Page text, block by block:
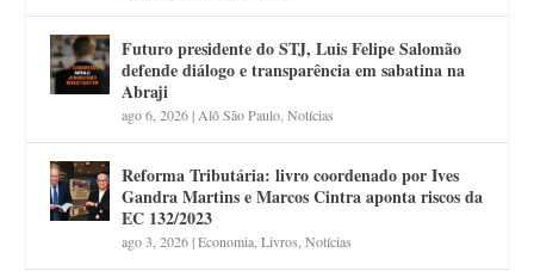
Futuro presidente do STJ, Luis Felipe Salomão
defende diálogo e transparência em sabatina na
Abraji
ago 6, 2026|Alô São Paulo,Notícias
Reforma Tributária: livro coordenado por Ives
Gandra Martins e Marcos Cintra aponta riscos da
EC 132/2023
ago 3, 2026|Economia,Livros,Notícias